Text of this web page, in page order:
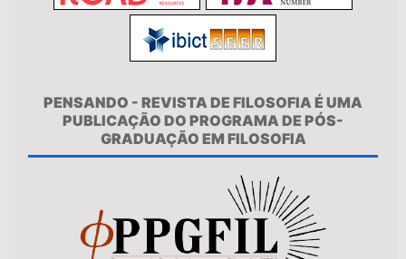
PENSANDO - REVISTA DE FILOSOFIA É UMA
PUBLICAÇÃO DO PROGRAMA DE PÓS-
GRADUAÇÃO EM FILOSOFIA